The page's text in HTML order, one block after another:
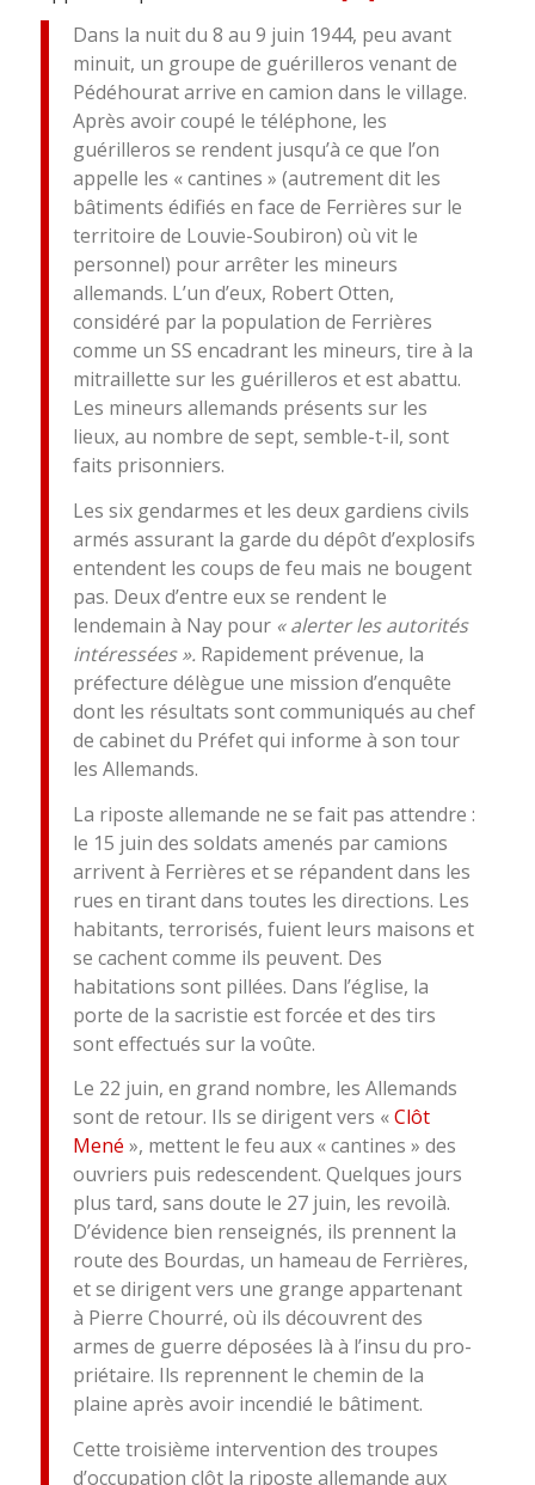
Dans la nuit du 8 au 9 juin 1944, peu avant
minuit, un groupe de guérilleros venant de
Pédéhourat arrive en camion dans le village.
Après avoir coupé le téléphone, les
guérilleros se rendent jusqu’à ce que l’on
appelle les « cantines » (autrement dit les
bâtiments édifiés en face de Ferrières sur le
territoire de Louvie-Soubiron) où vit le
personnel) pour arrêter les mineurs
allemands. L’un d’eux, Robert Otten,
considéré par la population de Ferrières
comme un SS encadrant les mineurs, tire à la
mitraillette sur les guérilleros et est abattu.
Les mineurs allemands présents sur les
lieux, au nombre de sept, semble-t-il, sont
faits prisonniers.
Les six gendarmes et les deux gardiens civils
armés assurant la garde du dépôt d’explosifs
entendent les coups de feu mais ne bougent
pas. Deux d’entre eux se rendent le
lendemain à Nay pour «alerter les autorités
intéressées». Rapidement prévenue, la
préfecture délègue une mission d’enquête
dont les résultats sont communiqués au chef
de cabinet du Préfet qui informe à son tour
les Allemands.
La riposte allemande ne se fait pas attendre :
le 15 juin des soldats amenés par camions
arrivent à Ferrières et se répandent dans les
rues en tirant dans toutes les directions. Les
habitants, terrorisés, fuient leurs mai­sons et
se cachent comme ils peuvent. Des
habitations sont pillées. Dans l’église, la
porte de la sacristie est forcée et des tirs
sont effectués sur la voûte.
Le 22 juin, en grand nombre, les Allemands
sont de retour. Ils se dirigent vers «Clôt
Mené », mettent le feu aux « cantines » des
ouvriers puis redescendent. Quelques jours
plus tard, sans doute le 27 juin, les revoilà.
D’évidence bien renseignés, ils prennent la
route des Bourdas, un hameau de Ferrières,
et se dirigent vers une grange appartenant
à Pierre Chourré, où ils découvrent des
armes de guerre déposées là à l’insu du pro­
priétaire. Ils reprennent le chemin de la
plaine après avoir incendié le bâtiment.
Cette troisième intervention des troupes
d’occupation clôt la riposte allemande aux